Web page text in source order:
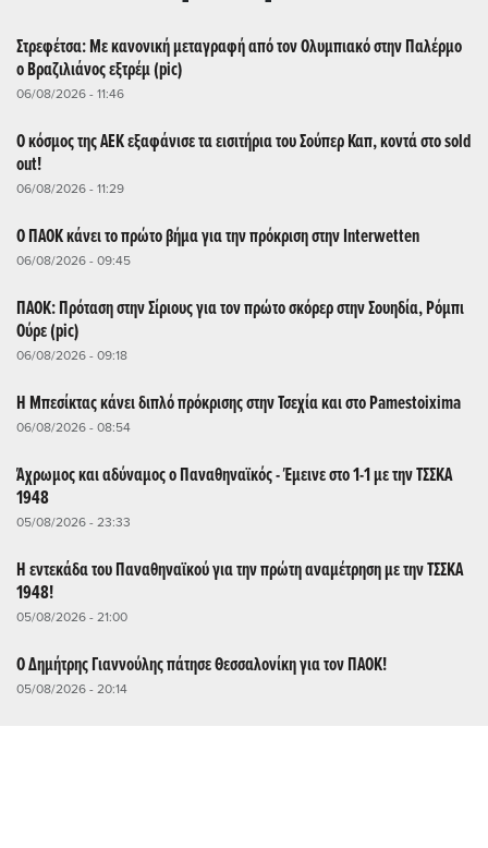
Στρεφέτσα: Με κανονική μεταγραφή από τον Ολυμπιακό στην Παλέρμο
ο Βραζιλιάνος εξτρέμ (pic)
06/08/2026 - 11:46
Ο κόσμος της ΑΕΚ εξαφάνισε τα εισιτήρια του Σούπερ Καπ, κοντά στο sold
out!
06/08/2026 - 11:29
Ο ΠΑΟΚ κάνει το πρώτο βήμα για την πρόκριση στην Interwetten
06/08/2026 - 09:45
ΠΑΟΚ: Πρόταση στην Σίριους για τον πρώτο σκόρερ στην Σουηδία, Ρόμπι
Ούρε (pic)
06/08/2026 - 09:18
Η Μπεσίκτας κάνει διπλό πρόκρισης στην Τσεχία και στο Pamestoixima
06/08/2026 - 08:54
Άχρωμος και αδύναμος ο Παναθηναϊκός - Έμεινε στο 1-1 με την ΤΣΣΚΑ
1948
05/08/2026 - 23:33
Η εντεκάδα του Παναθηναϊκού για την πρώτη αναμέτρηση με την ΤΣΣΚΑ
1948!
05/08/2026 - 21:00
Ο Δημήτρης Γιαννούλης πάτησε Θεσσαλονίκη για τον ΠΑΟΚ!
05/08/2026 - 20:14